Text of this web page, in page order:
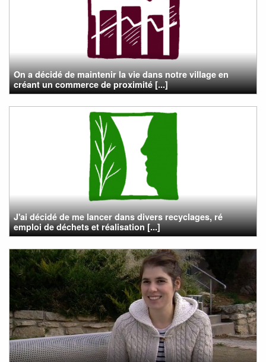
On a décidé de maintenir la vie dans notre village en
créant un commerce de proximité [...]
J'ai décidé de me lancer dans divers recyclages, ré
emploi de déchets et réalisation [...]